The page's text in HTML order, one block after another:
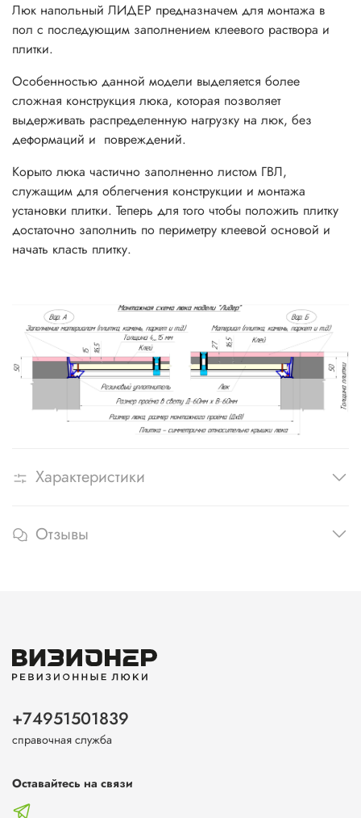
Люк напольный ЛИДЕР предназначем для монтажа в
пол с последующим заполнением клеевого раствора и
плитки.
Особенностью данной модели выделяется более
сложная конструкция люка, которая позволяет
выдерживать распределенную нагрузку на люк, без
деформаций и повреждений.
Корыто люка частично заполненно листом ГВЛ,
служащим для облегчения конструкции и монтажа
установки плитки. Теперь для того чтобы положить плитку
достаточно заполнить по периметру клеевой основой и
начать класть плитку.
Характеристики
Отзывы
+74951501839
справочная служба
Оставайтесь на связи